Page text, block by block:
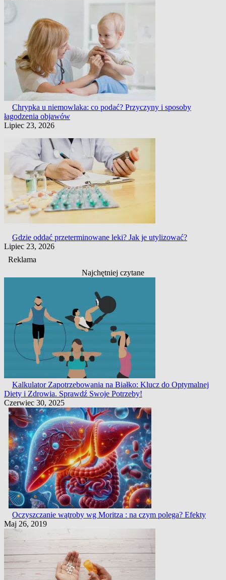
Chrypka u niemowlaka: co podać? Przyczyny i sposoby
łagodzenia objawów
Lipiec 23, 2026
Gdzie oddać przeterminowane leki? Jak je utylizować?
Lipiec 23, 2026
Reklama
Najchętniej czytane
Kalkulator Zapotrzebowania na Białko: Klucz do Optymalnej
Diety i Zdrowia. Sprawdź Swoje Potrzeby!
Czerwiec 30, 2025
Oczyszczanie wątroby wg Moritza : na czym polega? Efekty
Maj 26, 2019